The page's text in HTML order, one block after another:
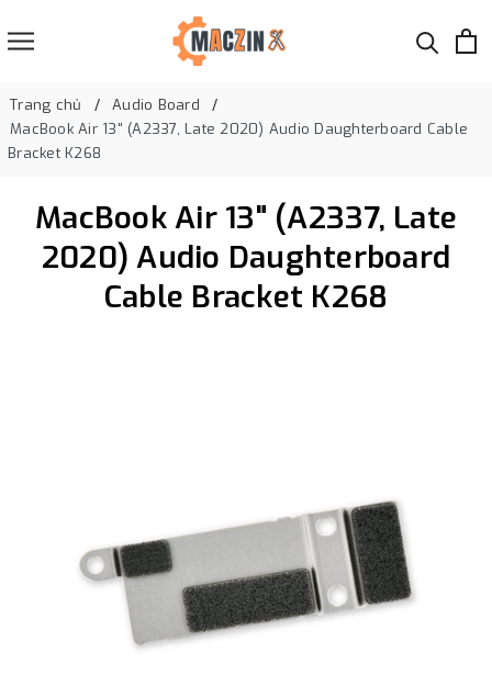
Trang chủ
Audio Board
MacBook Air 13" (A2337, Late 2020) Audio Daughterboard Cable
Bracket K268
MacBook Air 13" (A2337, Late
2020) Audio Daughterboard
Cable Bracket K268